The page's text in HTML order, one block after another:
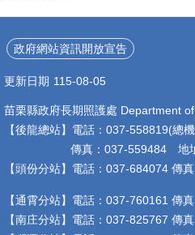
政府網站資訊開放宣告
更新日期 115-08-05
苗栗縣政府長期照護處 Department
【後龍總站】電話：037-558819(總
傳真：037-559484 地址：
【頭份分站】電話：037-684074 傳
【通霄分站】電話：037-760161 傳
【南庄分站】電話：037-825767 傳